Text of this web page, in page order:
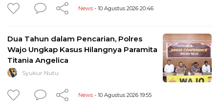
News - 10 Agustus 2026 20:46
Dua Tahun dalam Pencarian, Polres
Wajo Ungkap Kasus Hilangnya Paramita
Titania Angelica
Syukur Nutu
News - 10 Agustus 2026 19:55